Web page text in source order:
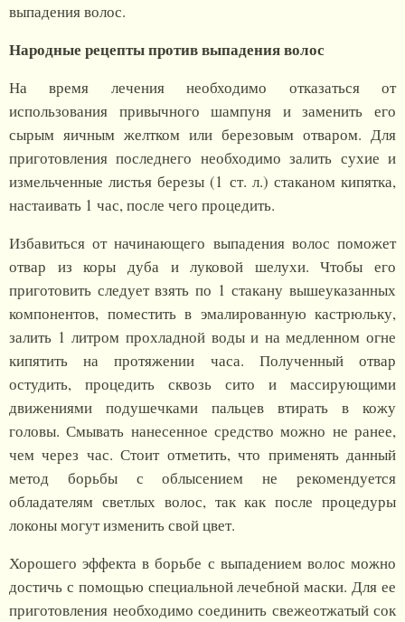
выпадения волос.
Народные рецепты против выпадения волос
На время лечения необходимо отказаться от
использования привычного шампуня и заменить его
сырым яичным желтком или березовым отваром. Для
приготовления последнего необходимо залить сухие и
измельченные листья березы (1 ст. л.) стаканом кипятка,
настаивать 1 час, после чего процедить.
Избавиться от начинающего выпадения волос поможет
отвар из коры дуба и луковой шелухи. Чтобы его
приготовить следует взять по 1 стакану вышеуказанных
компонентов, поместить в эмалированную кастрюльку,
залить 1 литром прохладной воды и на медленном огне
кипятить на протяжении часа. Полученный отвар
остудить, процедить сквозь сито и массирующими
движениями подушечками пальцев втирать в кожу
головы. Смывать нанесенное средство можно не ранее,
чем через час. Стоит отметить, что применять данный
метод борьбы с облысением не рекомендуется
обладателям светлых волос, так как после процедуры
локоны могут изменить свой цвет.
Хорошего эффекта в борьбе с выпадением волос можно
достичь с помощью специальной лечебной маски. Для ее
приготовления необходимо соединить свежеотжатый сок